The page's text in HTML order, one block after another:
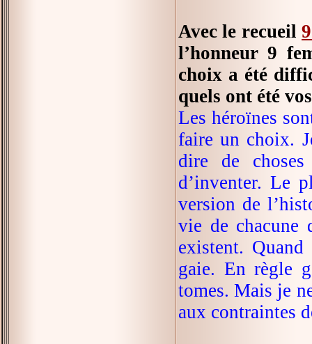
Avec le recueil
l’honneur 9
choix a été
quels ont été
Les héroïnes
faire un choix.
dire de
d’inventer. Le
version de
vie de chacune
existent.
gaie. En règle
tomes. Mais je
aux contraintes